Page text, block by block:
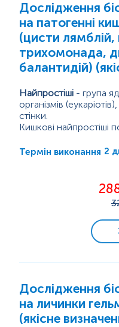
Дослідження
на патогенні
(цисти
трихомонада,
балантидій)
Найпростіші - група
організмів
стінки.
Кишкові
води або через
недостатній доступ
відсутність
несприятливі
Термін виконання 2
Дослідження
на личинки
(якісне